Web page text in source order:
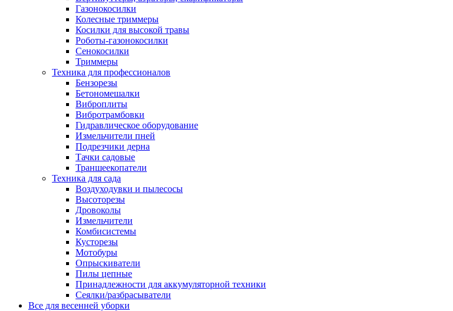
Газонокосилки
Колесные триммеры
Косилки для высокой травы
Роботы-газонокосилки
Сенокосилки
Триммеры
Техника для профессионалов
Бензорезы
Бетономешалки
Виброплиты
Вибротрамбовки
Гидравлическое оборудование
Измельчители пней
Подрезчики дерна
Тачки садовые
Траншеекопатели
Техника для сада
Воздуходувки и пылесосы
Высоторезы
Дровоколы
Измельчители
Комбисистемы
Кусторезы
Мотобуры
Опрыскиватели
Пилы цепные
Принадлежности для аккумуляторной техники
Сеялки/разбрасыватели
Все для весенней уборки